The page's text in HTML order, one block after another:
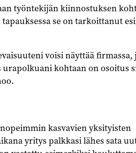
työntekijän kiinnostuksen
se on tarkoittanut
voisi näyttää firmassa,
kohtaan on osoitus
kasvavien yksityisten
yritys palkkasi lähes sata